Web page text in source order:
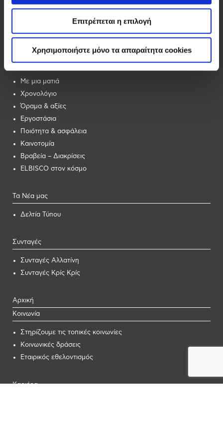
Επιτρέπεται η επιλογή
Χρησιμοποιήστε μόνο τα απαραίτητα cookies
Αλλατίνη
Forma
Ας Γνωριστούμε
Με μια ματιά
Χρονολόγιο
Όραμα & αξίες
Εργοστάσια
Ποιότητα & ασφάλεια
Καινοτομία
Βραβεία – Διακρίσεις
ELBISCO στον κόσμο
Τα Νέα μας
Δελτία Τύπου
Συνταγές
Συνταγές Αλλατίνη
Συνταγές Κρίς Κρίς
Αρχική
Κοινωνία
Στηρίζουμε τις τοπικές κοινωνίες
Κοινωνικές δράσεις
Εταιρικός εθελοντισμός
Καριέρα